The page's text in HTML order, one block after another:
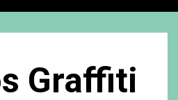
Graffiti